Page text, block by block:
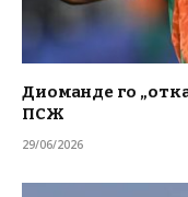
Диоманде го
ПСЖ
29/06/2026